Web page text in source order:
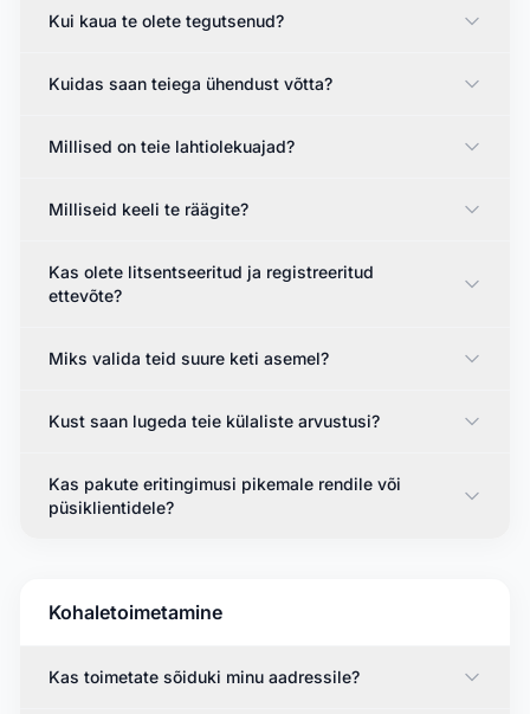
Kui kaua te olete tegutsenud?
Kuidas saan teiega ühendust võtta?
Millised on teie lahtiolekuajad?
Milliseid keeli te räägite?
Kas olete litsentseeritud ja registreeritud
ettevõte?
Miks valida teid suure keti asemel?
Kust saan lugeda teie külaliste arvustusi?
Kas pakute eritingimusi pikemale rendile või
püsiklientidele?
Kohaletoimetamine
Kas toimetate sõiduki minu aadressile?